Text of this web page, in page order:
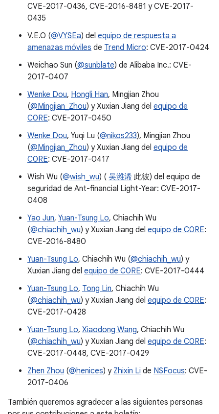
CVE-2017-0436, CVE-2016-8481 y CVE-2017-
0435
V.E.O (@VYSEa) del equipo de respuesta a
amenazas móviles de Trend Micro: CVE-2017-0424
Weichao Sun (@sunblate) de Alibaba Inc.: CVE-
2017-0407
Wenke Dou, Hongli Han, Mingjian Zhou
(@Mingjian_Zhou) y Xuxian Jiang del equipo de
C0RE: CVE-2017-0450
Wenke Dou, Yuqi Lu (@nikos233), Mingjian Zhou
(@Mingjian_Zhou) y Xuxian Jiang del equipo de
C0RE: CVE-2017-0417
Wish Wu (@wish_wu) ( 吴潍浠 此彼) del equipo de
seguridad de Ant-financial Light-Year: CVE-2017-
0408
Yao Jun, Yuan-Tsung Lo, Chiachih Wu
(@chiachih_wu) y Xuxian Jiang del equipo de C0RE:
CVE-2016-8480
Yuan-Tsung Lo, Chiachih Wu (@chiachih_wu) y
Xuxian Jiang del equipo de C0RE: CVE-2017-0444
Yuan-Tsung Lo, Tong Lin, Chiachih Wu
(@chiachih_wu) y Xuxian Jiang del equipo de C0RE:
CVE-2017-0428
Yuan-Tsung Lo, Xiaodong Wang, Chiachih Wu
(@chiachih_wu) y Xuxian Jiang del equipo de C0RE:
CVE-2017-0448, CVE-2017-0429
Zhen Zhou (@henices) y Zhixin Li de NSFocus: CVE-
2017-0406
También queremos agradecer a las siguientes personas